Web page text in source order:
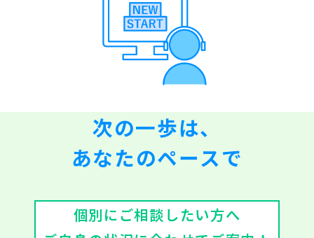
次の一歩は、
あなたのペースで
個別にご相談したい方へ